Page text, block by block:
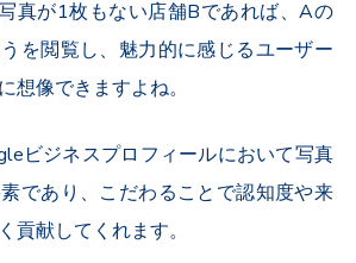
真が1枚もない店舗Bであれば、Aの
を閲覧し、魅力的に感じるユーザー
想像できますよね。
ビジネスプロフィールにおいて写真
であり、こだわることで認知度や来
貢献してくれます。